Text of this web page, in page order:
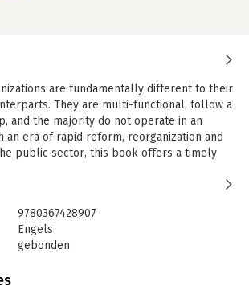
are fundamentally different to their
They are multi-functional, follow a
and the majority do not operate in an
an era of rapid reform, reorganization and
public sector, this book offers a timely
values, interests, knowledge and
and institutional perspectives
theory, as well as democratic theory and
decision-making, this text addresses five
9780367428907
Engels
gebonden